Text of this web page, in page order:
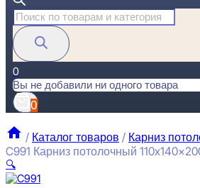
Поиск
товаров
0
Вы не добавили ни одного товара
0
/ Каталог товаров / Карниз
C991 Карниз потолочный
🔍